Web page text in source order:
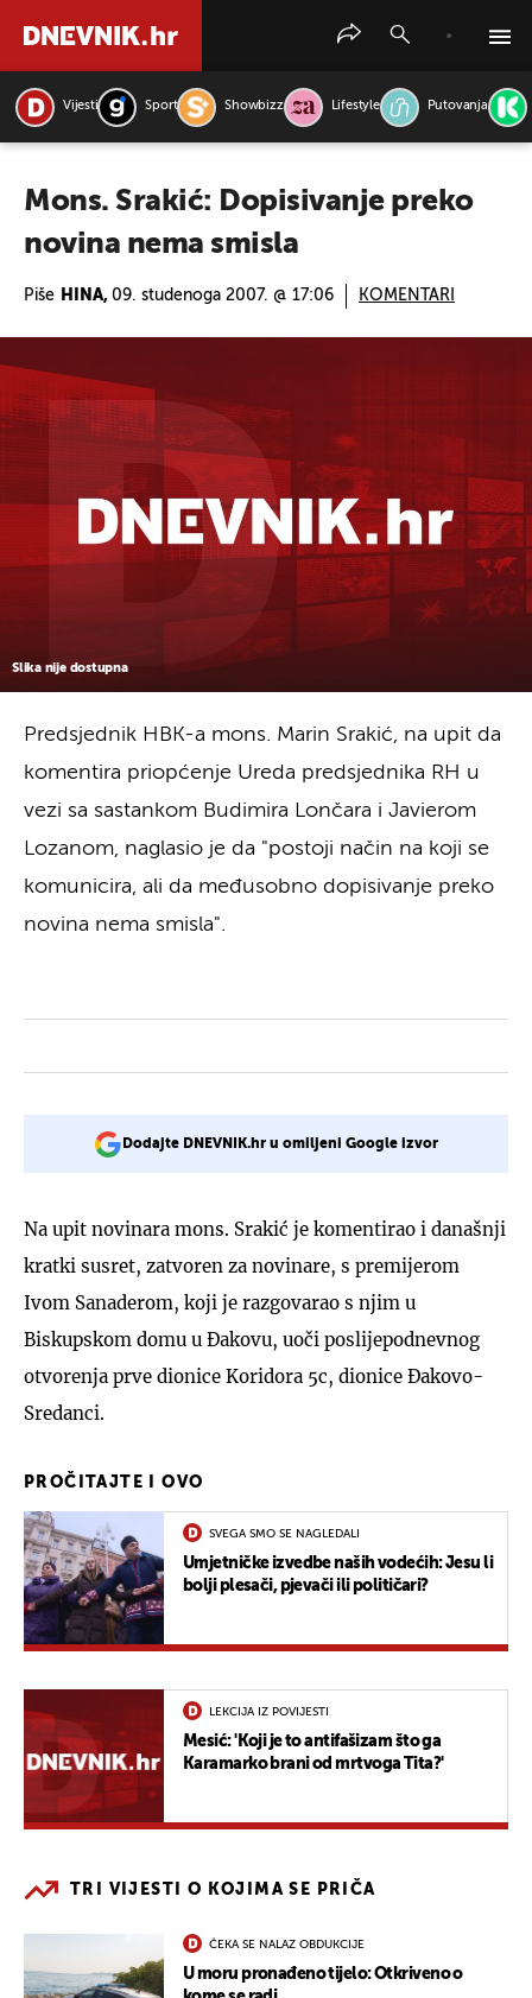
Vijesti Sport Showbizz Lifestyle Putovanja
Mons. Srakić: Dopisivanje preko
novina nema smisla
Piše HINA, 09. studenoga 2007. @ 17:06 KOMENTARI
Slika nije dostupna
Predsjednik HBK-a mons. Marin Srakić, na upit da
komentira priopćenje Ureda predsjednika RH u
vezi sa sastankom Budimira Lončara i Javierom
Lozanom, naglasio je da "postoji način na koji se
komunicira, ali da međusobno dopisivanje preko
novina nema smisla".
Dodajte DNEVNIK.hr u omiljeni Google izvor
Na upit novinara mons. Srakić je komentirao i današnji
kratki susret, zatvoren za novinare, s premijerom
Ivom Sanaderom, koji je razgovarao s njim u
Biskupskom domu u Đakovu, uoči poslijepodnevnog
otvorenja prve dionice Koridora 5c, dionice Đakovo-
Sredanci.
PROČITAJTE I OVO
SVEGA SMO SE NAGLEDALI
Umjetničke izvedbe naših vodećih: Jesu li
bolji plesači, pjevači ili političari?
LEKCIJA IZ POVIJESTI
Mesić: 'Koji je to antifašizam što ga
Karamarko brani od mrtvoga Tita?'
TRI VIJESTI O KOJIMA SE PRIČA
ČEKA SE NALAZ OBDUKCIJE
U moru pronađeno tijelo: Otkriveno o
PRETRAŽITE VIJESTI